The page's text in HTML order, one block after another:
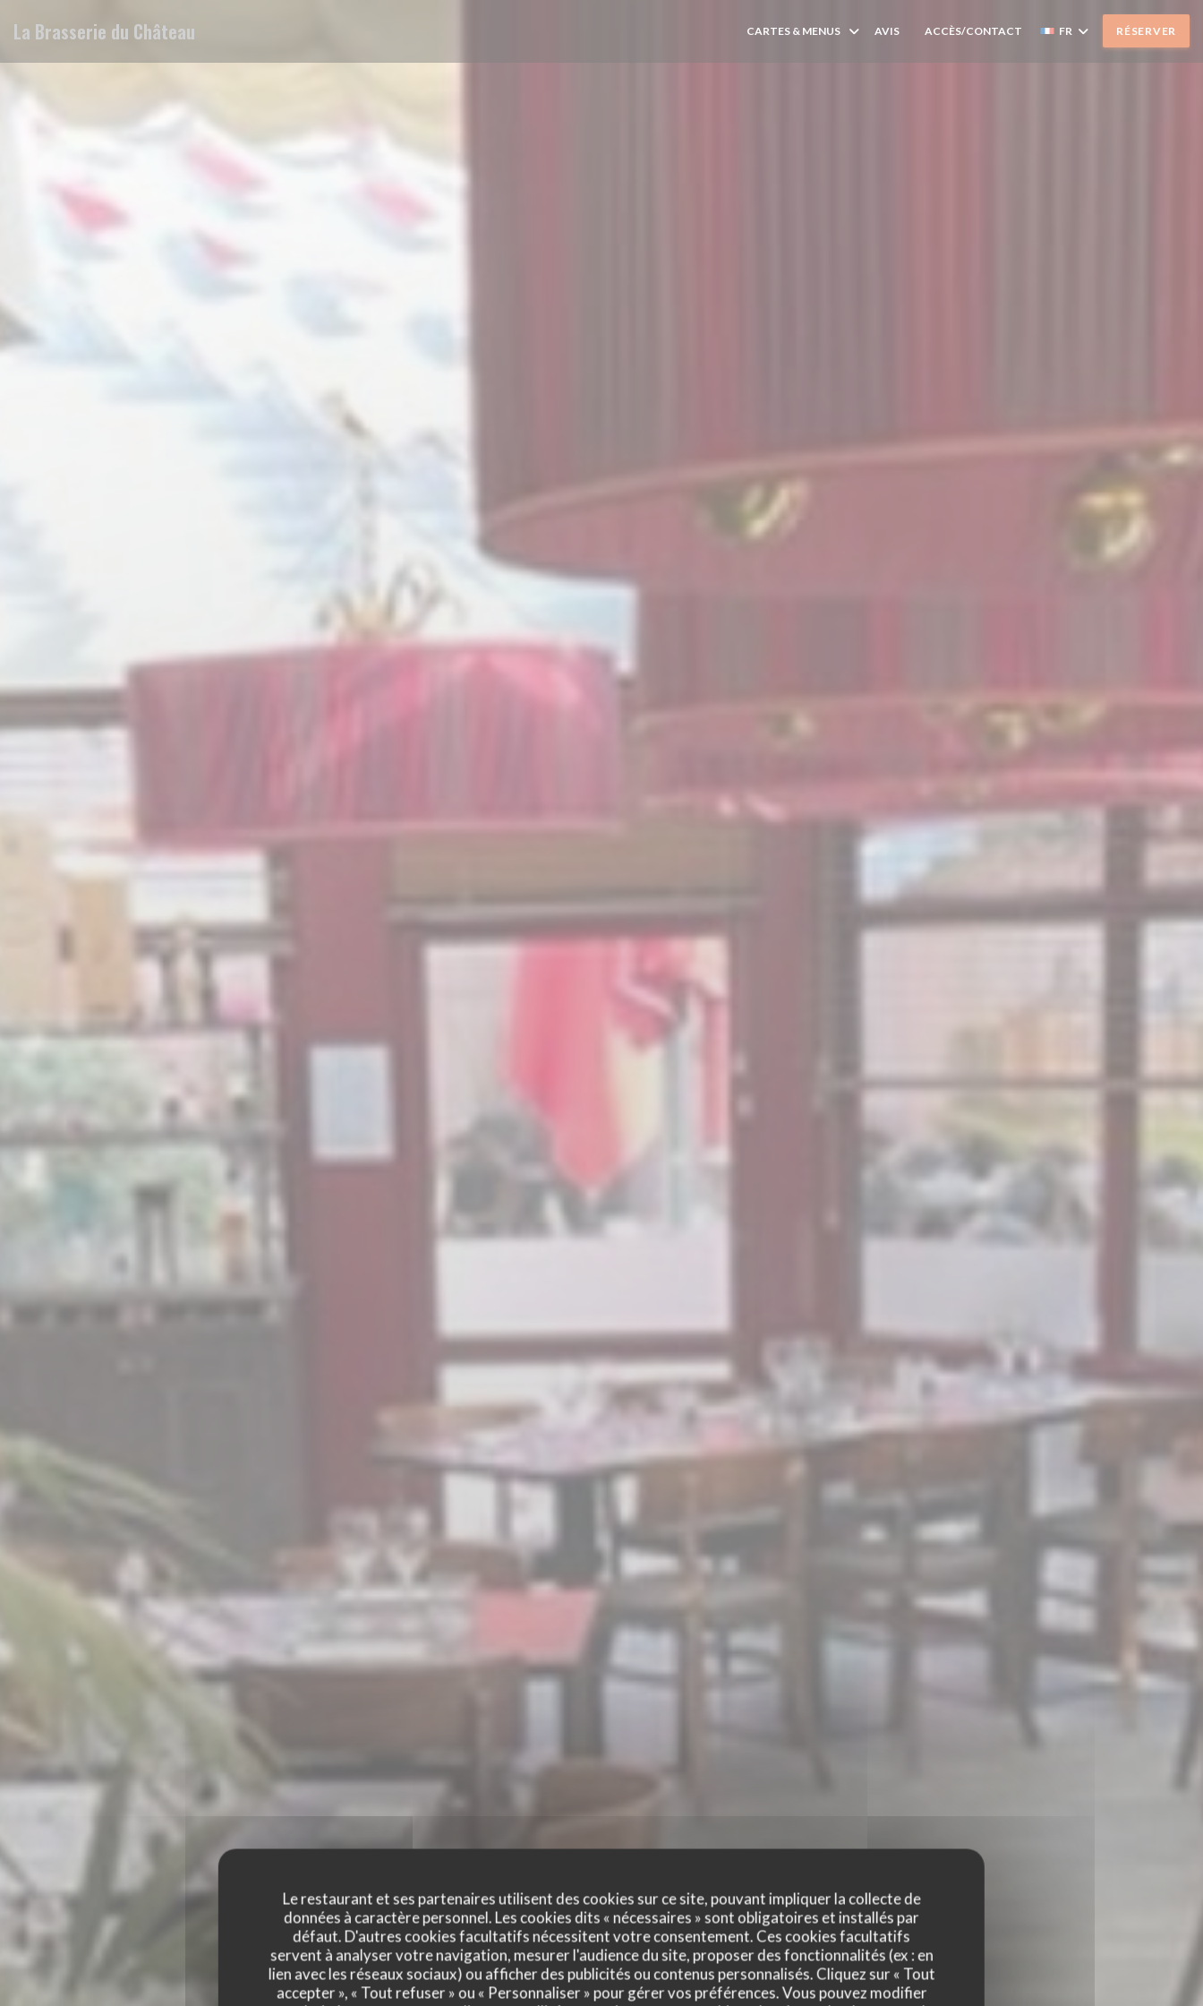
Le restaurant et ses partenaires utilisent des cookies sur ce site, pouvant impliquer la collecte de
données à caractère personnel. Les cookies dits « nécessaires » sont obligatoires et installés par
défaut. D'autres cookies facultatifs nécessitent votre consentement. Ces cookies facultatifs
servent à analyser votre navigation, mesurer l'audience du site, proposer des fonctionnalités (ex : en
lien avec les réseaux sociaux) ou afficher des publicités ou contenus personnalisés. Cliquez sur « Tout
accepter », « Tout refuser » ou « Personnaliser » pour gérer vos préférences. Vous pouvez modifier
La Brasserie du Château CARTES & MENUS AVIS ((OUVRE UNE NOUVELLE FENÊTRE))
ACCÈS/CONTACT FR RÉSERVER
LA BRASSERIE DU CHÂTEAU